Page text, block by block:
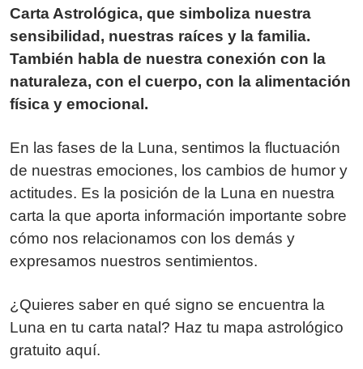
Carta Astrológica, que simboliza nuestra
sensibilidad, nuestras raíces y la familia.
También habla de nuestra conexión con la
naturaleza, con el cuerpo, con la alimentación
física y emocional.
En las fases de la Luna, sentimos la fluctuación
de nuestras emociones, los cambios de humor y
actitudes. Es la posición de la Luna en nuestra
carta la que aporta información importante sobre
cómo nos relacionamos con los demás y
expresamos nuestros sentimientos.
¿Quieres saber en qué signo se encuentra la
Luna en tu carta natal? Haz tu mapa astrológico
gratuito aquí.